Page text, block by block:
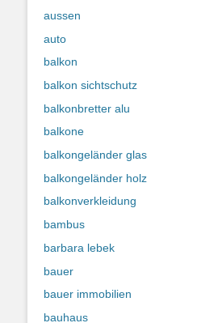
aussen
auto
balkon
balkon sichtschutz
balkonbretter alu
balkone
balkongeländer glas
balkongeländer holz
balkonverkleidung
bambus
barbara lebek
bauer
bauer immobilien
bauhaus